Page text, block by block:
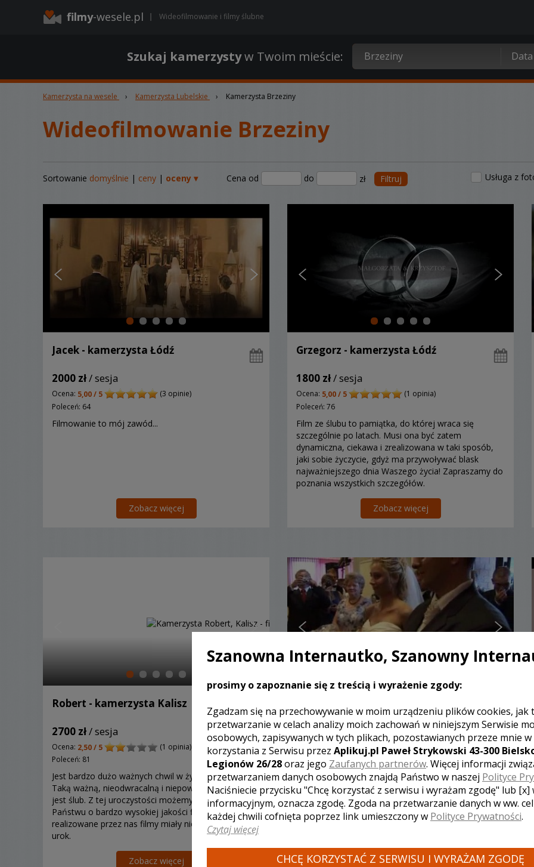
filmy-wesele.pl Wideofilmowanie i filmy ślubne
Szukaj kamerzystyw Twoim mieście:
Kamerzysta na wesele › Kamerzysta Lubelskie › Kamerzysta Brzeziny
Wideofilmowanie Brzeziny
Sortowanie domyślnie | ceny | oceny ▾ Cena od do zł Filtruj Usługa z
Jacek - kamerzysta Łódź
2000 zł/ sesja
Ocena: 5,00 / 5
(3 opinie)
Poleceń: 64
Filmowanie to mój zawód...
Zobacz więcej
Grzegorz - kamerzysta Łódź
1800 zł/ sesja
Ocena: 5,00 / 5
(1 opinia)
Poleceń: 76
Film ze ślubu to pamiątka, do której wraca się
szczególnie po latach. Musi ona być zatem
dynamiczna, ciekawa i zrealizowana w taki sposób,
jaki sobie życzycie, gdyż ma przywoływać blask
najważniejszego dnia Waszego życia! Zapraszamy do
poznania wszystkich szczegółów.
Zobacz więcej
Robert - kamerzysta Kalisz
2700 zł/ sesja
Ocena: 2,50 / 5
(1 opinia)
Poleceń: 81
Jest bardzo dużo ważnych chwil w życiu człowieka.
Taką ważną, nieodwracalną i niepowtarzalną chwilą
jest ślub. Z tej uroczystości możemy wykonać
Państwu o bardzo wysokiej jakości film. Dbamy, aby
realizowane przez nas filmy miały niepowtarzalny
urok.
Zobacz więcej
1800 zł/ sesja
Ocena:0,00 / 5
(0 opinii)
Poleceń: 69
Proponujemy Państwu 1,5 godzinny zmontowany
w/g życzenia Młodej pary film, który będzie
kwintesencją całej uroczystości.
Zobacz więcej
Szanowna Internautko, Szanowny
prosimy o zapoznanie się z treścią i wyrażenie zgody:
Zgadzam się na przechowywanie w moim urządzeniu plików cookies, jak
przetwarzanie w celach analizy moich zachowań w niniejszym Serwisie
osobowych, zapisywanych w tych plikach, pozostawianych przeze mnie w
korzystania z Serwisu przez Aplikuj.pl Paweł Strykowski 43-300
Legionów 26/28oraz jego Zaufanych partnerów. Więcej informacji
przetwarzaniem danych osobowych znajdą Państwo w naszej Polityce
Naciśniecie przycisku "Chcę korzystać z serwisu i wyrażam zgodę" lub [x]
informacyjnym, oznacza zgodę. Zgoda na przetwarzanie danych w ww.
każdej chwili cofnięta poprzez link umieszczony w Polityce Prywatności.
Czytaj więcej
CHCĘ KORZYSTAĆ Z SERWISU I WYRAŻAM ZGODĘ